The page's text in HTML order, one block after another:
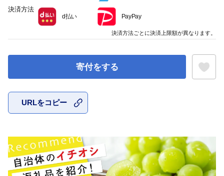
寄付をする
URLをコピー
決済方法
d払い PayPay
決済方法ごとに決済上限額が異なります。